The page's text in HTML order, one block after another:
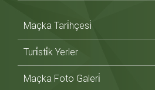
Maçka Tari̇hçesi̇
Turi̇sti̇k Yerler
Maçka Foto Galeri̇